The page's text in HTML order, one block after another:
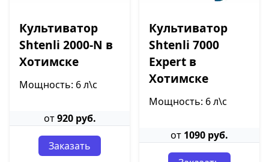
Культиватор
Shtenli 2000-N в
Хотимске
Мощность: 6 л\с
от920 руб.
Заказать
Культиватор
Shtenli 7000
Expert в
Хотимске
Мощность: 6 л\с
от 1090 руб.